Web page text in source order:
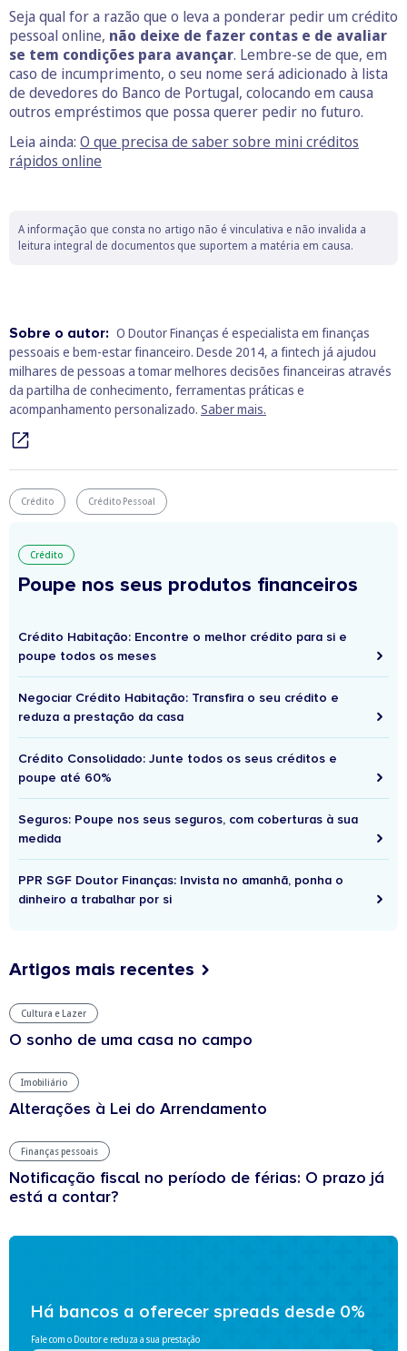
Seja qual for a razão que o leva a ponderar pedir um crédito
pessoal online, não deixe de fazer contas e de avaliar
se tem condições para avançar. Lembre-se de que, em
caso de incumprimento, o seu nome será adicionado à lista
de devedores do Banco de Portugal, colocando em causa
outros empréstimos que possa querer pedir no futuro.
Leia ainda: O que precisa de saber sobre mini créditos
rápidos online
A informação que consta no artigo não é vinculativa e não invalida a
leitura integral de documentos que suportem a matéria em causa.
Sobre o autor: O Doutor Finanças é especialista em finanças
pessoais e bem‑estar financeiro. Desde 2014, a fintech já ajudou
milhares de pessoas a tomar melhores decisões financeiras através
da partilha de conhecimento, ferramentas práticas e
acompanhamento personalizado. Saber mais.
Crédito Crédito Pessoal
Crédito
Poupe nos seus produtos financeiros
Crédito Habitação: Encontre o melhor crédito para si e
poupe todos os meses
Negociar Crédito Habitação: Transfira o seu crédito e
reduza a prestação da casa
Crédito Consolidado: Junte todos os seus créditos e
poupe até 60%
Seguros: Poupe nos seus seguros, com coberturas à sua
medida
PPR SGF Doutor Finanças: Invista no amanhã, ponha o
dinheiro a trabalhar por si
Artigos mais recentes
Cultura e Lazer
O sonho de uma casa no campo
Imobiliário
Alterações à Lei do Arrendamento
Finanças pessoais
Notificação fiscal no período de férias: O prazo já
está a contar?
Há bancos a oferecer spreads desde 0%
Fale com o Doutor e reduza a sua prestação